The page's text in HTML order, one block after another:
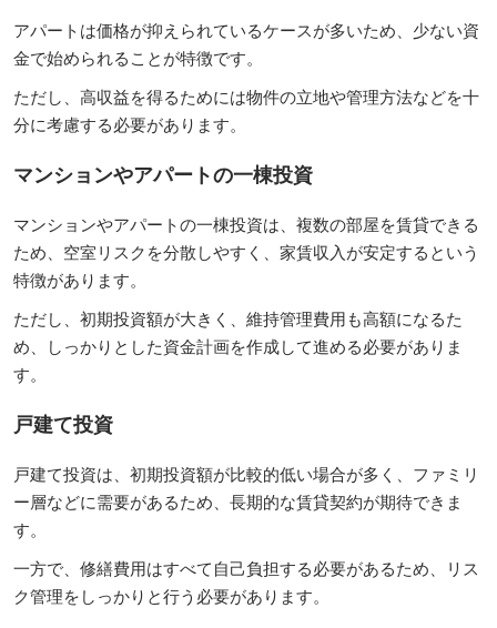
アパートは価格が抑えられているケースが多いため、少ない資
金で始められることが特徴です。
ただし、高収益を得るためには物件の立地や管理方法などを十
分に考慮する必要があります。
マンションやアパートの一棟投資
マンションやアパートの一棟投資は、複数の部屋を賃貸できる
ため、空室リスクを分散しやすく、家賃収入が安定するという
特徴があります。
ただし、初期投資額が大きく、維持管理費用も高額になるた
め、しっかりとした資金計画を作成して進める必要がありま
す。
戸建て投資
戸建て投資は、初期投資額が比較的低い場合が多く、ファミリ
ー層などに需要があるため、長期的な賃貸契約が期待できま
す。
一方で、修繕費用はすべて自己負担する必要があるため、リス
ク管理をしっかりと行う必要があります。